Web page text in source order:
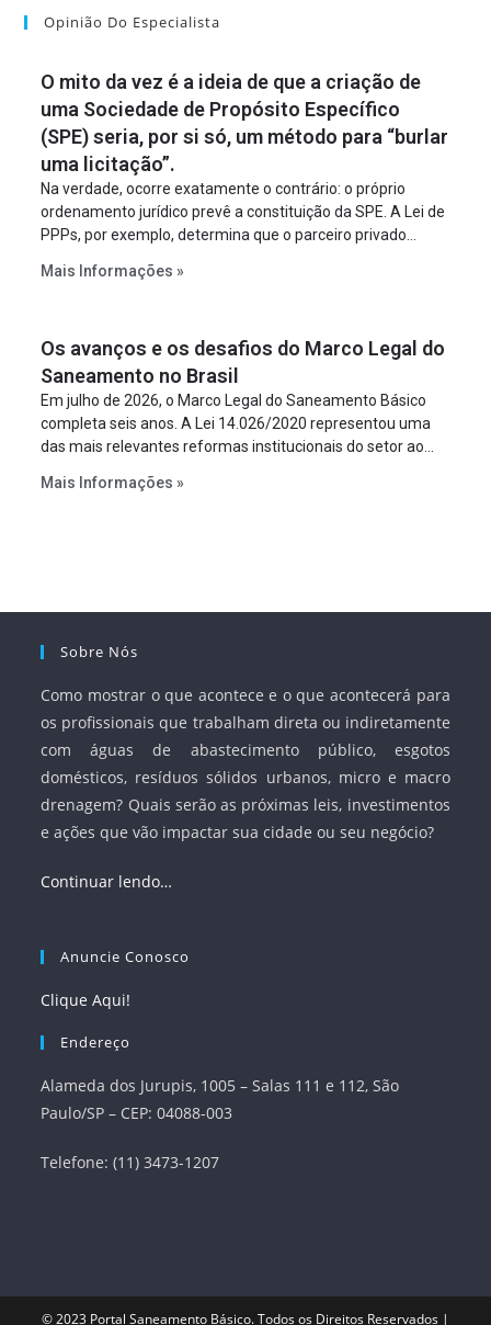
Opinião Do Especialista
O mito da vez é a ideia de que a criação de
uma Sociedade de Propósito Específico
(SPE) seria, por si só, um método para “burlar
uma licitação”.
Na verdade, ocorre exatamente o contrário: o próprio
ordenamento jurídico prevê a constituição da SPE. A Lei de
PPPs, por exemplo, determina que o parceiro privado
empreendimento. Ou seja, a suposta “fraude à licitação” é
projeto a projeto.
Mais Informações »
Os avanços e os desafios do Marco Legal do
Saneamento no Brasil
Em julho de 2026, o Marco Legal do Saneamento Básico
completa seis anos. A Lei 14.026/2020 representou uma
das mais relevantes reformas institucionais do setor ao
serviços, ampliar a participação da iniciativa privada,
Mais Informações »
Sobre Nós
Como mostrar o que acontece e o que acontecerá para
os profissionais que trabalham direta ou indiretamente
com águas de abastecimento público, esgotos
domésticos, resíduos sólidos urbanos, micro e macro
drenagem? Quais serão as próximas leis, investimentos
e ações que vão impactar sua cidade ou seu negócio?
Continuar lendo…
Anuncie Conosco
Clique Aqui!
Endereço
Alameda dos Jurupis, 1005 – Salas 111 e 112, São
Paulo/SP – CEP: 04088-003
Telefone: (11) 3473-1207
© 2023 Portal Saneamento Básico. Todos os Direitos Reservados |